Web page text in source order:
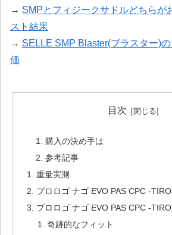
→ SMPとフィジークサドルどちらが
スト結果
→ SELLE SMP Blaster(ブラスター)
価
目次
購入の決め手は
参考記事
重量実測
プロロゴ ナゴ EVO PAS CPC -
プロロゴ ナゴ EVO PAS CPC -
奇跡的なフィット